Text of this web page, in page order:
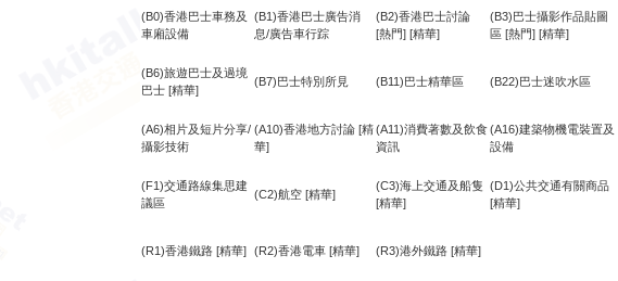
(B0)香港巴士車務及
車廂設備
(B1)香港巴士廣告消
息/廣告車行踪
(B2)香港巴士討論
[熱門] [精華]
(B3)巴士攝影作品貼圖
區 [熱門] [精華]
(B6)旅遊巴士及過境
巴士 [精華]
(B7)巴士特別所見 (B11)巴士精華區 (B22)巴士迷吹水區
(A6)相片及短片分享/
攝影技術
(A10)香港地方討論 [精
華]
(A11)消費著數及飲食
資訊
(A16)建築物機電裝置及
設備
(F1)交通路線集思建
議區
(C2)航空 [精華]
(C3)海上交通及船隻
[精華]
(D1)公共交通有關商品
[精華]
(R1)香港鐵路 [精華] (R2)香港電車 [精華] (R3)港外鐵路 [精華]